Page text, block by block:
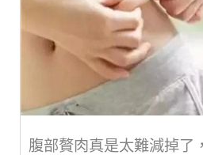
腹部贅肉真是太難減掉了